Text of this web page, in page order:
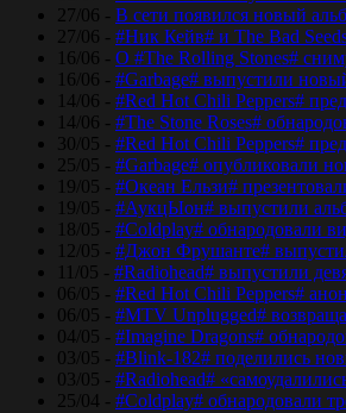
27/06 - В сети появился новый
27/06 - #Ник Кейв# и The Bad
16/06 - О #The Rolling Stones#
16/06 - #Garbage# выпустили
14/06 - #Red Hot Chili Peppers#
14/06 - #The Stone Roses#
30/05 - #Red Hot Chili Peppers#
25/05 - #Garbage# опубликовали
19/05 - #Океан Ельзи#
19/05 - #АукцЫон# выпустили
18/05 - #Coldplay# обнародовали
12/05 - #Джон Фрушанте#
11/05 - #Radiohead# выпустили
06/05 - #Red Hot Chili Peppers#
06/05 - #MTV Unplugged#
04/05 - #Imagine Dragons#
03/05 - #Blink-182# поделились
03/05 - #Radiohead#
25/04 - #Coldplay# обнародовали